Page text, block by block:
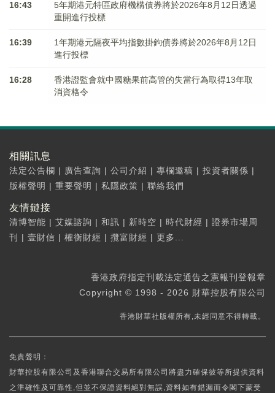
16:43
5年期港元特區政府機構債券將於2026年8月12日透過
重開進行投標
16:39
1年期港元隔夜平均指數掛鉤債券將於2026年8月12日
進行投標
16:28
香港證監會就中國糖果前高管的失當行為取得13年取
消資格令
相關訊息
法定公告欄 | 廣告查詢 | 公司介紹 | 專欄邀稿 | 投資者關係 |
版權聲明 | 重要聲明 | 私隱政策 | 聯絡我們
友情鏈接
清博智能 | 艾媒諮詢 | 和訊 | 新時空 | 時代財經 | 證券市場周
刊
| 壹財信 | 權衡財經 | 攬富財經 | 更多...
香港政府指定刊載法定通告之憲報刊登報章
Copyright © 1998 - 2026 財華控股有限公司
香港財華社版權所有,未經同意不得轉載。
免責聲明：
財華控股有限公司及香港聯合交易所有限公司將盡力確保彼等所提供資料
之準確性及可靠性,但並不保證資料絕對無誤,資料如有錯漏而令閣下蒙受